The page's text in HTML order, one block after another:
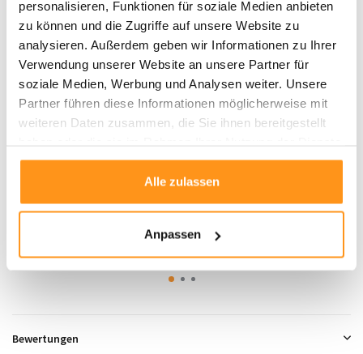
personalisieren, Funktionen für soziale Medien anbieten
zu können und die Zugriffe auf unsere Website zu
analysieren. Außerdem geben wir Informationen zu Ihrer
Verwendung unserer Website an unsere Partner für
soziale Medien, Werbung und Analysen weiter. Unsere
Partner führen diese Informationen möglicherweise mit
weiteren Daten zusammen, die Sie ihnen bereitgestellt
gesammelt haben.
Alle zulassen
Anpassen
UVP 59,95 39,95 * UVP 84,95 59,95 *
Bewertungen